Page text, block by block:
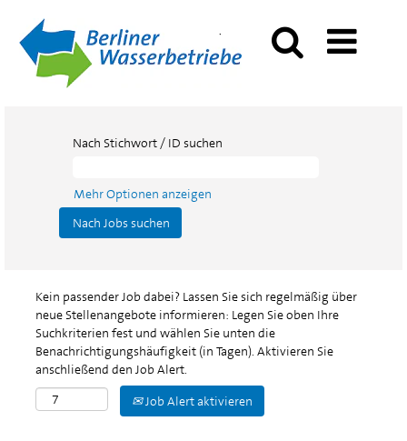
Nach Stichwort / ID suchen
Mehr Optionen anzeigen
Kein passender Job dabei? Lassen Sie sich regelmäßig über
neue Stellenangebote informieren: Legen Sie oben Ihre
Suchkriterien fest und wählen Sie unten die
Benachrichtigungshäufigkeit (in Tagen). Aktivieren Sie
anschließend den Job Alert.
Job Alert aktivieren